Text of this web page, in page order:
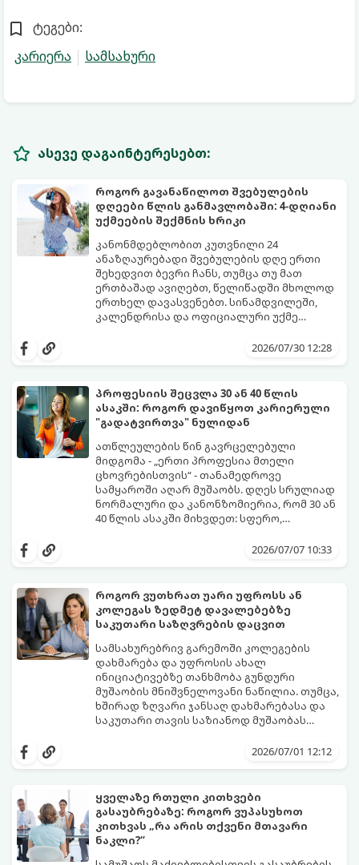
ტეგები:
კარიერა
სამსახური
ასევე დაგაინტერესებთ:
როგორ გავანაწილოთ შვებულების
დღეები წლის განმავლობაში: 4-დღიანი
უქმეების შექმნის ხრიკი
კანონმდებლობით კუთვნილი 24
ანაზღაურებადი შვებულების დღე ერთი
შეხედვით ბევრი ჩანს, თუმცა თუ მათ
ერთბაშად ავიღებთ, წელიწადში მხოლოდ
ერთხელ დავასვენებთ. სინამდვილეში,
კალენდრისა და ოფიციალური უქმე
შესაძლებელია შვებულების თითო-ოროლა
დღიანი უქმეები (Mini-Vacations).
ხრიკებს, თუ როგორ „გავწელოთ“
2026/07/30 12:28
პროფესიის შეცვლა 30 ან 40 წლის
ასაკში: როგორ დავიწყოთ კარიერული
"გადატვირთვა" ნულიდან
ათწლეულების წინ გავრცელებული
მიდგომა - „ერთი პროფესია მთელი
ცხოვრებისთვის“ - თანამედროვე
სამყაროში აღარ მუშაობს. დღეს სრულიად
ნორმალური და კანონზომიერია, რომ 30 ან
40 წლის ასაკში მიხვდეთ: სფერო,
გაბედნიერებთ, აღარ არის შემოსავლიანი
იდეა ხშირად დიდ შიშებთანაა
კონკურენციას“, „სტაბილურობას ვკარგავ“.
თუმცა, რეალობა საპირისპიროა: თქვენ
იწყებთ არა ნულიდან, არამედ უზარმაზარი
ცხოვრებისეული და პროფესიული
გამოცდილებით (Soft Skills), რაც 20 წლის
დამწყებებს ფიზიკურად არ გააჩნიათ.
გთავაზობთ ნაბიჯ-ნაბიჯ გზამკვლევს, თუ
როგორ მართოთ კარიერული
"რესტარტი" სწორად და
უმტკივნეულოდ:
2026/07/07 10:33
როგორ ვუთხრათ უარი უფროსს ან
კოლეგას ზედმეტ დავალებებზე
საკუთარი საზღვრების დაცვით
სამსახურებრივ გარემოში კოლეგების
დახმარება და უფროსის ახალ
ინიციატივებზე თანხმობა გუნდური
მუშაობის მნიშვნელოვანი ნაწილია. თუმცა,
ხშირად ზღვარი ჯანსაღ დახმარებასა და
საკუთარი თავის საზიანოდ მუშაობას
ყველაფერზე „კის“ ეუბნებით, რისკის ქვეშ
ხდებით ე.წ. „ტოქსიკური ოფისის“
მსხვერპლი და მიდიხართ პროფესიულ
გადაწვამდე.
სწორი მენეჯმენტი და პირადი საზღვრების
დაცვა მაღალი პროფესიონალიზმის
ნიშანია. ამისათვის საჭიროა ფლობდეთ
ასერტული (თავდაჯერებული, მშვიდი და
კორექტული) კომუნიკაციის წესებს.
გთავაზობთ პრაქტიკულ გზამკვლევსა და
მზა ფრაზებს, თუ როგორ დაიცვათ
საკუთარი საზღვრები სამსახურში
2026/07/01 12:12
ყველაზე რთული კითხვები
გასაუბრებაზე: როგორ ვუპასუხოთ
კითხვას „რა არის თქვენი მთავარი
ნაკლი?“